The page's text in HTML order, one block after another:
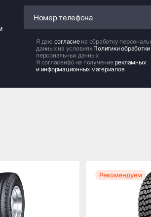
Я даю согласие на обработку
данных на условиях Политики обработки
персональных данных
Я согласен(а) на получение рекламных
и информационных материалов
Рекомендуем